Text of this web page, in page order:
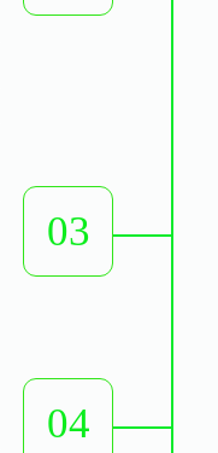
03
04